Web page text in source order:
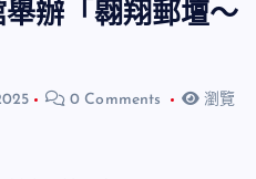
辦「翱翔郵壇～
0 Comments
瀏覽